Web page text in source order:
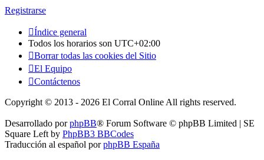
Registrarse
Índice general
Todos los horarios son UTC+02:00
Borrar todas las cookies del Sitio
El Equipo
Contáctenos
Copyright © 2013 - 2026 El Corral Online All rights reserved.
Desarrollado porphpBB® Forum Software © phpBB Limited | SE
Square Left by PhpBB3 BBCodes
Traducción al español porphpBB España